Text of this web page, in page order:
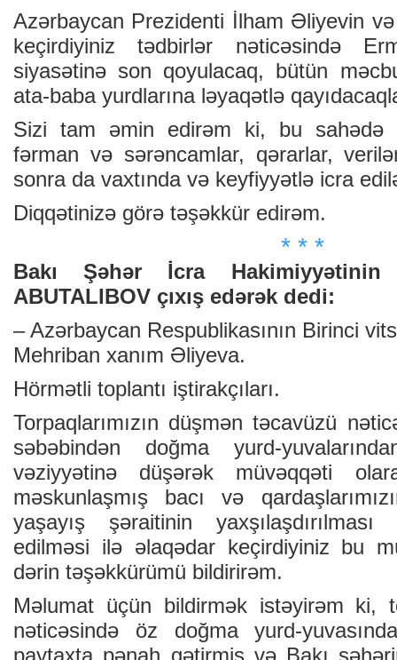
Azərbaycan Prezidenti İlham Əliyevin
keçirdiyiniz tədbirlər nəticəsində
siyasətinə son qoyulacaq, bütün
ata-baba yurdlarına ləyaqətlə
Sizi tam əmin edirəm ki, bu sahədə
fərman və sərəncamlar, qərarlar,
sonra da vaxtında və keyfiyyətlə icra
Diqqətinizə görə təşəkkür edirəm.
* * *
Bakı Şəhər İcra Hakimiyyətinin
ABUTALIBOV çıxış edərək dedi:
– Azərbaycan Respublikasının Birinci
Mehriban xanım Əliyeva.
Hörmətli toplantı iştirakçıları.
Torpaqlarımızın düşmən təcavüzü
səbəbindən doğma yurd-
vəziyyətinə düşərək müvəqqəti
məskunlaşmış bacı və
yaşayış şəraitinin yaxşılaşdırılması
edilməsi ilə əlaqədar keçirdiyiniz bu
dərin təşəkkürümü bildirirəm.
Məlumat üçün bildirmək istəyirəm ki,
nəticəsində öz doğma yurd-
paytaxta pənah gətirmiş və Bakı